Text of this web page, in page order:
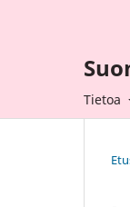
Tietoa